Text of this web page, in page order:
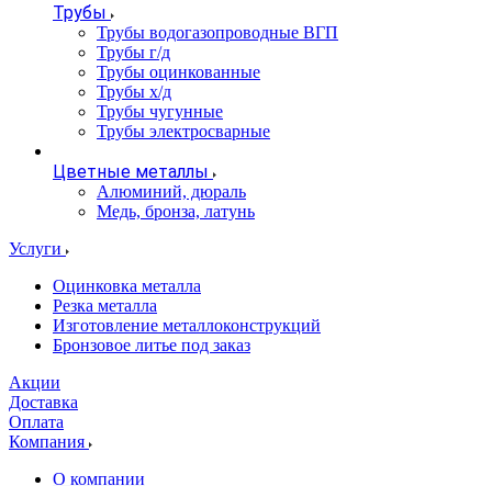
Трубы
Трубы водогазопроводные ВГП
Трубы г/д
Трубы оцинкованные
Трубы х/д
Трубы чугунные
Трубы электросварные
Цветные металлы
Алюминий, дюраль
Медь, бронза, латунь
Услуги
Оцинковка металла
Резка металла
Изготовление металлоконструкций
Бронзовое литье под заказ
Акции
Доставка
Оплата
Компания
О компании